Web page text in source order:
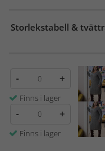
Storlekstabell &
- +
Finns i lager
- +
Finns i lager